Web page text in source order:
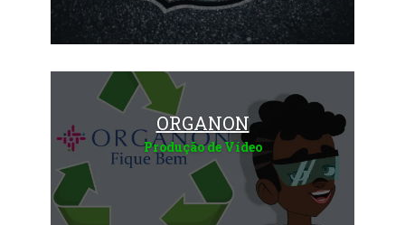
ORGANON
Produção de Vídeo
Saiba mais